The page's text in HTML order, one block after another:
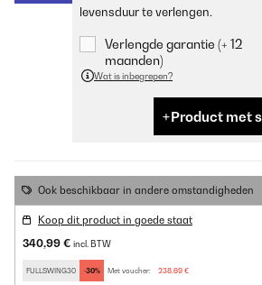
levensduur te verlengen.
Verlengde garantie (+ 12
maanden)
Wat is inbegrepen?
Product met
Ook beschikbaar in andere omstandigheden
Koop dit product in goede staat
340,99 € incl. BTW
FULLSWING30 -30% Met voucher: 238,69 €